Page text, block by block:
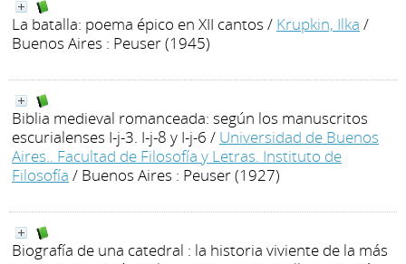
La batalla: poema épico en XII cantos / Krupkin, Ilka /
Buenos Aires : Peuser (1945)
Biblia medieval romanceada: según los manuscritos
escurialenses I-j-3. I-j-8 y I-j-6 / Universidad de Buenos
Aires.. Facultad de Filosofía y Letras. Instituto de
Filosofía / Buenos Aires : Peuser (1927)
Biografía de una catedral : la historia viviente de la más